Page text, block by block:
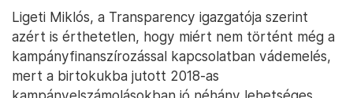
Ligeti Miklós, a Transparency igazgatója szerint
azért is érthetetlen, hogy miért nem történt még a
kampányfinanszírozással kapcsolatban vádemelés,
mert a birtokukba jutott 2018-as